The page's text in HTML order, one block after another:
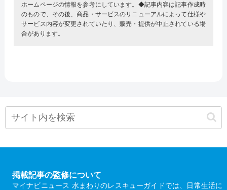
ホームページの情報を参考にしています。◆記事内容は記事作成時
のもので、その後、商品・サービスのリニューアルによって仕様や
サービス内容が変更されていたり、販売・提供が中止されている場
合があります。
掲載記事の監修について
マイナビニュース 水まわりのレスキューガイドでは、日常生活に